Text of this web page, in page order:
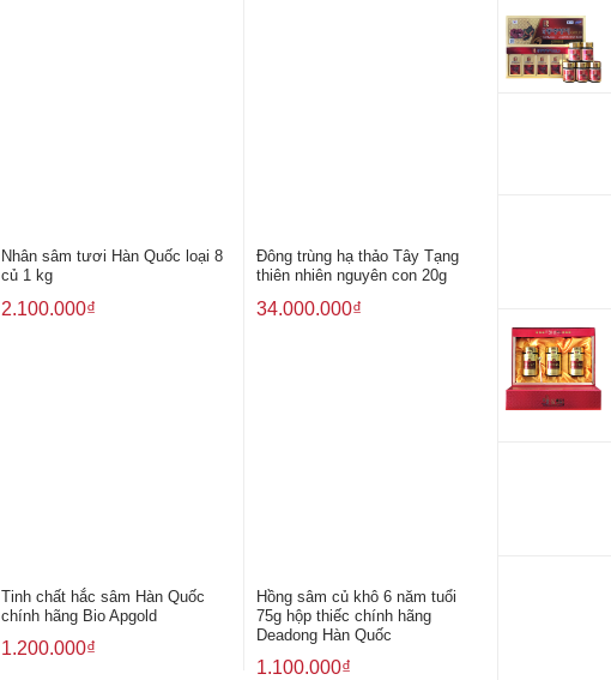
Nhân sâm tươi Hàn Quốc loại 8
củ 1 kg
2.100.000₫
Đông trùng hạ thảo Tây Tạng
thiên nhiên nguyên con 20g
34.000.000₫
Tinh chất hắc sâm Hàn Quốc
chính hãng Bio Apgold
1.200.000₫
Hồng sâm củ khô 6 năm tuổi
75g hộp thiếc chính hãng
Deadong Hàn Quốc
1.100.000₫